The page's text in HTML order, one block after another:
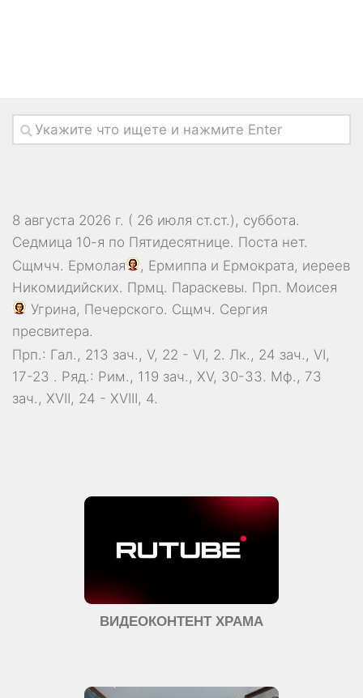
8 августа 2026 г. ( 26 июля ст.ст.), суббота.
Седмица 10-я по Пятидесятнице. Поста нет.
Сщмчч. Ермолая , Ермиппа и Ермократа, иереев
Никомидийских. Прмц. Параскевы. Прп. Моисея
Угрина, Печерского. Сщмч. Сергия
пресвитера.
Прп.: Гал., 213 зач., V, 22 - VI, 2. Лк., 24 зач., VI,
17-23 . Ряд.: Рим., 119 зач., XV, 30-33. Мф., 73
зач., XVII, 24 - XVIII, 4.
ВИДЕОКОНТЕНТ ХРАМА